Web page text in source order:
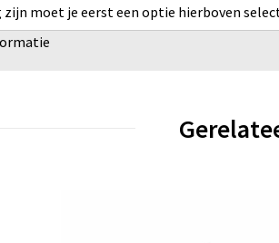
moet je eerst een optie hierboven